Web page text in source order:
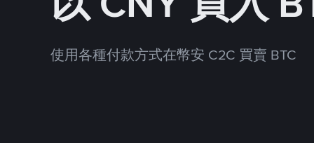
使用各種付款方式在幣安 C2C 買賣 BTC